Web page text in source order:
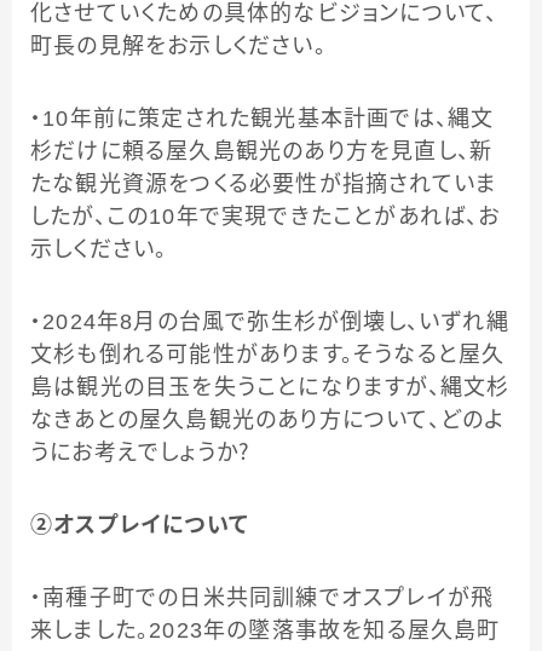
化させていくための具体的なビジョンについて、
町長の見解をお示しください。
・10年前に策定された観光基本計画では、縄文
杉だけに頼る屋久島観光のあり方を見直し、新
たな観光資源をつくる必要性が指摘されていま
したが、この10年で実現できたことがあれば、お
示しください。
・2024年8月の台風で弥生杉が倒壊し、いずれ縄
文杉も倒れる可能性があります。そうなると屋久
島は観光の目玉を失うことになりますが、縄文杉
なきあとの屋久島観光のあり方について、どのよ
うにお考えでしょうか？
②オスプレイについて
・南種子町での日米共同訓練でオスプレイが飛
来しました。2023年の墜落事故を知る屋久島町